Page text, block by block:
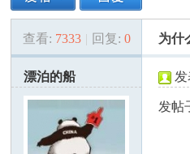
美» ›
查看: 7333 | 回复: 0 为什
漂泊的船 发
发帖